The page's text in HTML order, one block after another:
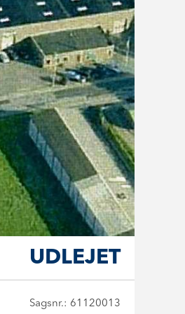
UDLEJET
Sagsnr.: 61120013